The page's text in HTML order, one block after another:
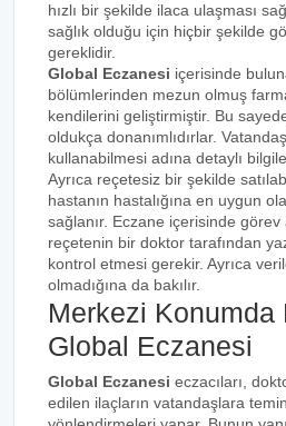
hızlı bir şekilde ilaca ulaşması
sağlık olduğu için hiçbir şekilde
gereklidir.
Global Eczanesi içerisinde
bölümlerinden mezun olmuş
kendilerini geliştirmiştir. Bu
oldukça donanımlıdırlar.
kullanabilmesi adına detaylı
Ayrıca reçetesiz bir şekilde
hastanın hastalığına en uygun
sağlanır. Eczane içerisinde görev
reçetenin bir doktor tarafından
kontrol etmesi gerekir. Ayrıca
olmadığına da bakılır.
Merkezi Konumda
Global Eczanesi
Global Eczanesi eczacıları,
edilen ilaçların vatandaşlara